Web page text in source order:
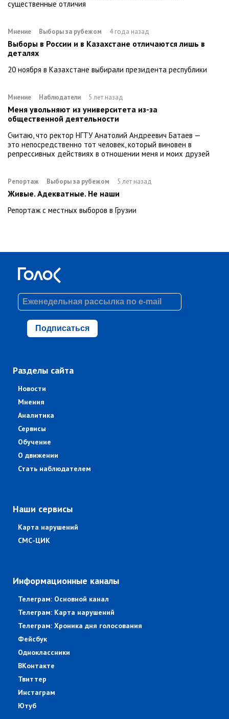
существенные отличия
Мнение Выборы за рубежом 4 года назад
Выборы в России и в Казахстане отличаются лишь в
деталях
20 ноября в Казахстане выбирали президента республики
Мнение Наблюдатели 5 лет назад
Меня увольняют из университета из-за
общественной деятельности
Считаю, что ректор НГТУ Анатолий Андреевич Батаев —
это непосредственно тот человек, который виновен в
репрессивных действиях в отношении меня и моих друзей
Репортаж Выборы за рубежом 5 лет назад
Живые. Адекватные. Не наши
Репортаж с местных выборов в Грузии
Подписаться
Разделы сайта
Новости
Мнения
Аналитика
Сервисы
Обучение
О движении
Стать наблюдателем
Наши сервисы
Карта нарушений
СМС-ЦИК
Информационные каналы
Телеграм: Основной канал
Телеграм: Карта нарушений
Телеграм: Хроника дня голосования
Фейсбук
Одноклассники
ВКонтакте
Твиттер
Инстаграм
Ютуб